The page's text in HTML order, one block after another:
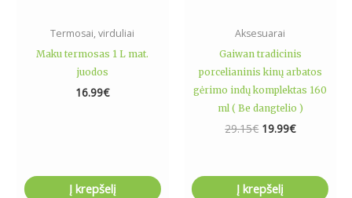
Termosai, virduliai
Maku termosas 1 L mat.
juodos
16.99€
Į krepšelį
Aksesuarai
Gaiwan tradicinis
porcelianinis kinų arbatos
gėrimo indų komplektas 160
ml ( Be dangtelio )
29.15€ 19.99€
Į krepšelį